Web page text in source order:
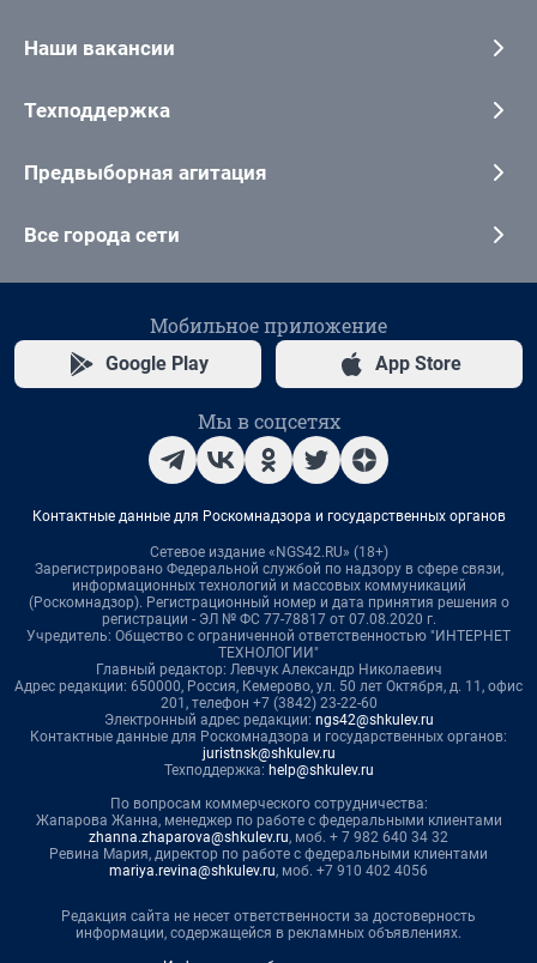
Наши вакансии
Техподдержка
Предвыборная агитация
Все города сети
Мобильное приложение
Google Play App Store
Мы в соцсетях
Контактные данные для Роскомнадзора и государственных органов
Сетевое издание «NGS42.RU» (18+)
Зарегистрировано Федеральной службой по надзору в сфере связи,
информационных технологий и массовых коммуникаций
(Роскомнадзор). Регистрационный номер и дата принятия решения о
регистрации - ЭЛ № ФС 77-78817 от 07.08.2020 г.
Учредитель: Общество с ограниченной ответственностью "ИНТЕРНЕТ
ТЕХНОЛОГИИ"
Главный редактор: Левчук Александр Николаевич
Адрес редакции: 650000, Россия, Кемерово, ул. 50 лет Октября, д. 11, офис
201, телефон +7 (3842) 23-22-60
Электронный адрес редакции: ngs42@shkulev.ru
Контактные данные для Роскомнадзора и государственных органов:
juristnsk@shkulev.ru
Техподдержка: help@shkulev.ru
По вопросам коммерческого сотрудничества:
Жапарова Жанна, менеджер по работе с федеральными клиентами
zhanna.zhaparova@shkulev.ru, моб. + 7 982 640 34 32
Ревина Мария, директор по работе с федеральными клиентами
mariya.revina@shkulev.ru, моб. +7 910 402 4056
Редакция сайта не несет ответственности за достоверность
информации, содержащейся в рекламных объявлениях.